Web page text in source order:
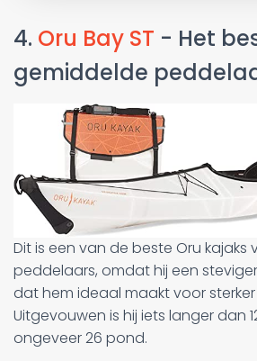
4. Oru Bay ST - Het
gemiddelde
Dit is een van de beste Oru
peddelaars, omdat hij een
dat hem ideaal maakt voor
Uitgevouwen is hij iets langer dan
ongeveer 26 pond.